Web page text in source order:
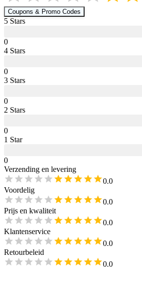
Coupons & Promo Codes
5 Stars
0
4 Stars
0
3 Stars
0
2 Stars
0
1 Star
0
Verzending en levering
0.0
Voordelig
0.0
Prijs en kwaliteit
0.0
Klantenservice
0.0
Retourbeleid
0.0